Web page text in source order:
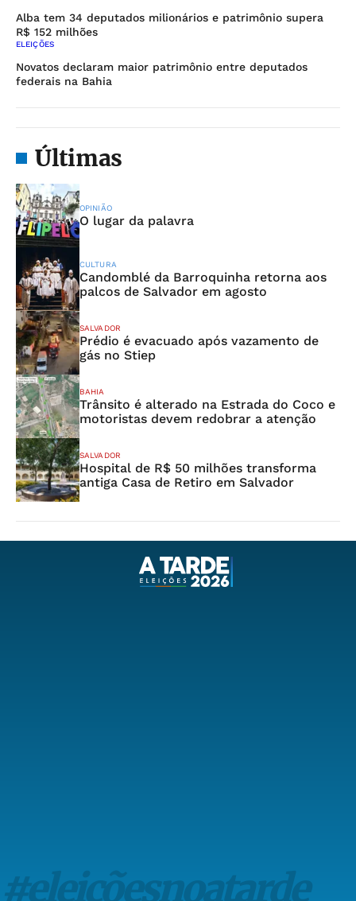
Alba tem 34 deputados milionários e patrimônio supera
R$ 152 milhões
ELEIÇÕES
Novatos declaram maior patrimônio entre deputados
federais na Bahia
Últimas
OPINIÃO
O lugar da palavra
CULTURA
Candomblé da Barroquinha retorna aos
palcos de Salvador em agosto
SALVADOR
Prédio é evacuado após vazamento de
gás no Stiep
BAHIA
Trânsito é alterado na Estrada do Coco e
motoristas devem redobrar a atenção
SALVADOR
Hospital de R$ 50 milhões transforma
antiga Casa de Retiro em Salvador